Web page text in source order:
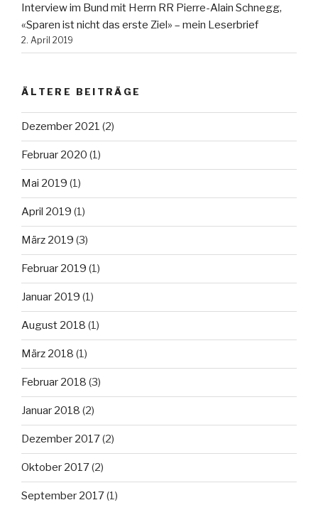
Interview im Bund mit Herrn RR Pierre-Alain Schnegg,
«Sparen ist nicht das erste Ziel» – mein Leserbrief
2. April 2019
ÄLTERE BEITRÄGE
Dezember 2021 (2)
Februar 2020 (1)
Mai 2019 (1)
April 2019 (1)
März 2019 (3)
Februar 2019 (1)
Januar 2019 (1)
August 2018 (1)
März 2018 (1)
Februar 2018 (3)
Januar 2018 (2)
Dezember 2017(2)
Oktober 2017(2)
September 2017(1)